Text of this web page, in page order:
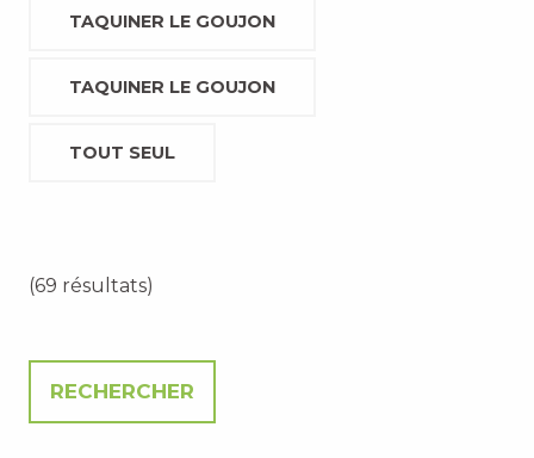
TAQUINER LE GOUJON
TAQUINER LE GOUJON
TOUT SEUL
(69 résultats)